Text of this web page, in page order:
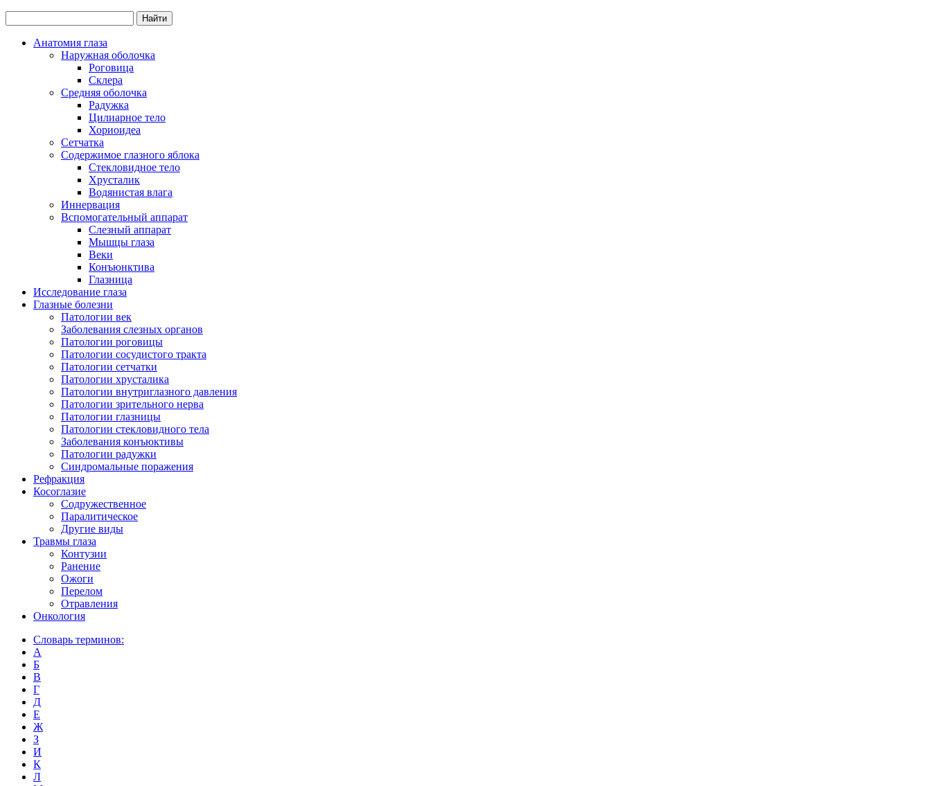
Анатомия глаза
Наружная оболочка
Роговица
Склера
Средняя оболочка
Радужка
Цилиарное тело
Хориоидеа
Сетчатка
Содержимое глазного яблока
Стекловидное тело
Хрусталик
Водянистая влага
Иннервация
Вспомогательный аппарат
Слезный аппарат
Мышцы глаза
Веки
Конъюнктива
Глазница
Исследование глаза
Глазные болезни
Патологии век
Заболевания слезных органов
Патологии роговицы
Патологии сосудистого тракта
Патологии сетчатки
Патологии хрусталика
Патологии внутриглазного давления
Патологии зрительного нерва
Патологии глазницы
Патологии стекловидного тела
Заболевания конъюктивы
Патологии радужки
Синдромальные поражения
Рефракция
Косоглазие
Содружественное
Паралитическое
Другие виды
Травмы глаза
Контузии
Ранениe
Ожоги
Перелом
Отравления
Онкология
Словарь терминов:
А
Б
В
Г
Д
Е
Ж
З
И
К
Л